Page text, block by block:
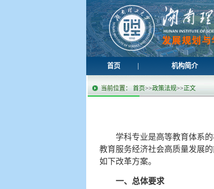
首页 | 机构简介
当前位置： 首页>>政策法规>>正文
学科专业是高等教育体系
教育服务经济社会高质量发展
如下改革方案。
一、总体要求